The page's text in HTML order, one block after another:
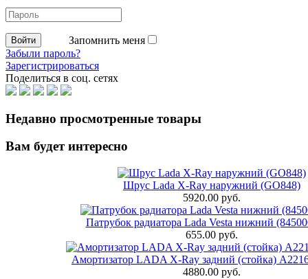
Запомнить меня
Забыли пароль?
Зарегистрироваться
Поделиться в соц. сетях
Недавно просмотренные товары
Вам будет интересно
Шрус Lada X-Ray наружний (GO848)
5920.00 руб.
Патрубок радиатора Lada Vesta нижний
655.00 руб.
Амортизатор LADA X-Ray задний (стойка)
4880.00 руб.